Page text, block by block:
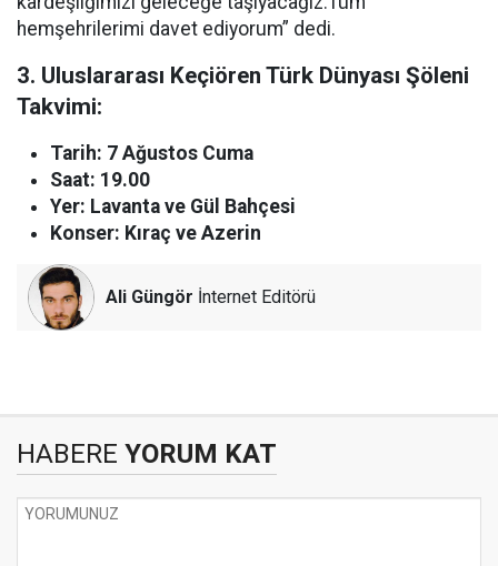
hemşehrilerimi davet ediyorum” dedi.
3. Uluslararası Keçiören Türk Dünyası Şöleni
Takvimi:
Tarih: 7 Ağustos Cuma
Saat: 19.00
Yer: Lavanta ve Gül Bahçesi
Konser: Kıraç ve Azerin
Ali Güngör İnternet Editörü
HABERE YORUM KAT